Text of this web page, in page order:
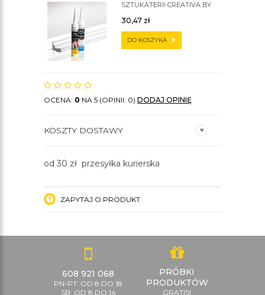
SZTUKATERII CREATIVA BY
30,47 zł
DO KOSZYKA
OCENA: 0 NA 5 (OPINII: 0) DODAJ OPINIĘ
KOSZTY DOSTAWY
od 30 zł przesyłka kurierska
ZAPYTAJ O PRODUKT
608 921 068
PN-PT: OD 8 DO 18
SB: OD 8 DO 14
PRÓBKI
PRODUKTÓW
GRATIS!